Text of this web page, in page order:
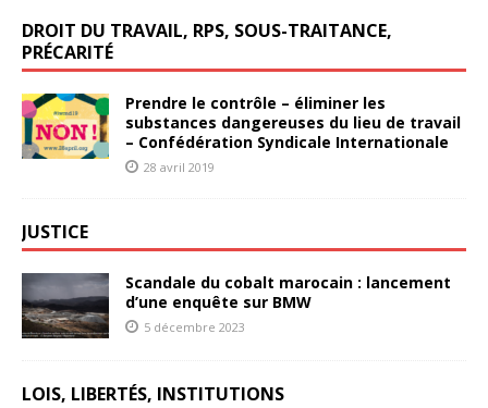
DROIT DU TRAVAIL, RPS, SOUS-TRAITANCE,
PRÉCARITÉ
Prendre le contrôle – éliminer les
substances dangereuses du lieu de travail
– Confédération Syndicale Internationale
28 avril 2019
JUSTICE
Scandale du cobalt marocain : lancement
d’une enquête sur BMW
5 décembre 2023
LOIS, LIBERTÉS, INSTITUTIONS